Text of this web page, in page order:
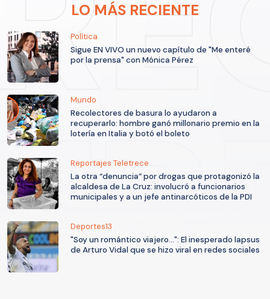
LO MÁS RECIENTE
Política
Sigue EN VIVO un nuevo capítulo de "Me enteré
por la prensa" con Mónica Pérez
Mundo
Recolectores de basura lo ayudaron a
recuperarlo: hombre ganó millonario premio en la
lotería en Italia y botó el boleto
Reportajes Teletrece
La otra “denuncia” por drogas que protagonizó la
alcaldesa de La Cruz: involucró a funcionarios
municipales y a un jefe antinarcóticos de la PDI
Deportes13
"Soy un romántico viajero...": El inesperado lapsus
de Arturo Vidal que se hizo viral en redes sociales